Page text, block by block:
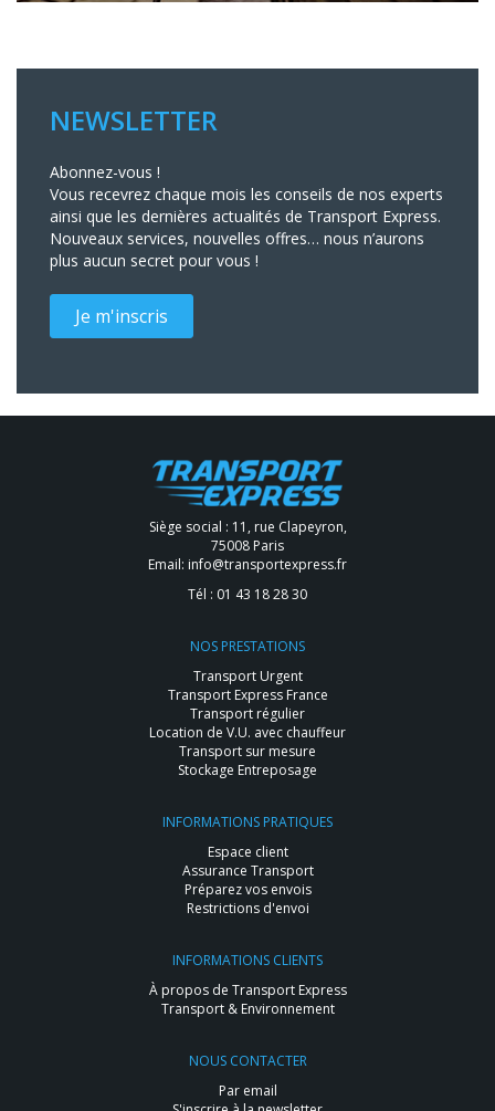
NEWSLETTER
Abonnez-vous !
Vous recevrez chaque mois les conseils de nos experts
ainsi que les dernières actualités de Transport Express.
Nouveaux services, nouvelles offres… nous n’aurons
plus aucun secret pour vous !
Je m'inscris
Siège social : 11, rue Clapeyron,
75008 Paris
Email: info@transportexpress.fr
Tél : 01 43 18 28 30
NOS PRESTATIONS
Transport Urgent
Transport Express France
Transport régulier
Location de V.U. avec chauffeur
Transport sur mesure
Stockage Entreposage
INFORMATIONS PRATIQUES
Espace client
Assurance Transport
Préparez vos envois
Restrictions d'envoi
INFORMATIONS CLIENTS
À propos de Transport Express
Transport & Environnement
NOUS CONTACTER
Par email